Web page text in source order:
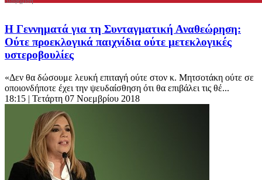
Η Γεννηματά για τη Συνταγματική Αναθεώρηση:
Ούτε προεκλογικά παιχνίδια ούτε μετεκλογικές
υστεροβουλίες
«Δεν θα δώσουμε λευκή επιταγή ούτε στον κ. Μητσοτάκη ούτε σε
οποιονδήποτε έχει την ψευδαίσθηση ότι θα επιβάλει τις θέ...
18:15 | Τετάρτη 07 Νοεμβρίου 2018